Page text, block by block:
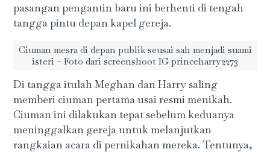
pasangan pengantin baru ini berhenti di tengah
tangga pintu depan kapel gereja.
Ciuman mesra di depan publik seusai sah menjadi suami
isteri – Foto dari screenshoot IG princeharry2273
Di tangga itulah Meghan dan Harry saling
memberi ciuman pertama usai resmi menikah.
Ciuman ini dilakukan tepat sebelum keduanya
meninggalkan gereja untuk melanjutkan
rangkaian acara di pernikahan mereka. Tentunya,